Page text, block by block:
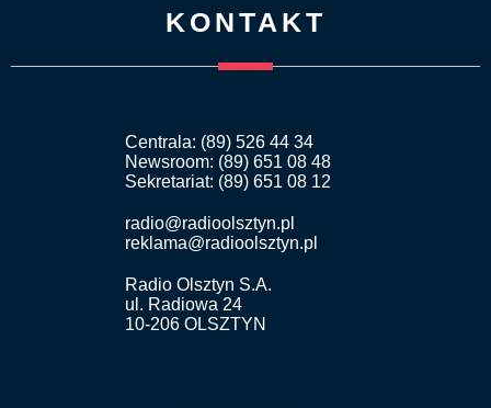
KONTAKT
Centrala: (89) 526 44 34
Newsroom: (89) 651 08 48
Sekretariat: (89) 651 08 12
radio@radioolsztyn.pl
reklama@radioolsztyn.pl
Radio Olsztyn S.A.
ul. Radiowa 24
10-206 OLSZTYN